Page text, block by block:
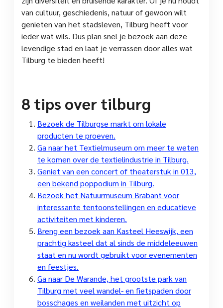
van cultuur, geschiedenis, natuur of gewoon wilt
genieten van het stadsleven, Tilburg heeft voor
ieder wat wils. Dus plan snel je bezoek aan deze
levendige stad en laat je verrassen door alles wat
Tilburg te bieden heeft!
8 tips over tilburg
Bezoek de Tilburgse markt om lokale
producten te proeven.
Ga naar het Textielmuseum om meer te weten
te komen over de textielindustrie in Tilburg.
Geniet van een concert of theaterstuk in 013,
een bekend poppodium in Tilburg.
Bezoek het Natuurmuseum Brabant voor
interessante tentoonstellingen en educatieve
activiteiten met kinderen.
Breng een bezoek aan Kasteel Heeswijk, een
prachtig kasteel dat al sinds de middeleeuwen
staat en nu wordt gebruikt voor evenementen
en feestjes.
Ga naar De Warande, het grootste park van
Tilburg met veel wandel- en fietspaden door
bosschages en weilanden met uitzicht op